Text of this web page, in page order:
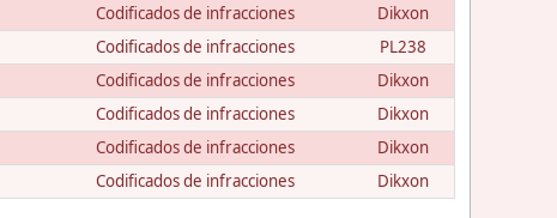
Codificados de infracciones
Dikxon
Codificados de infracciones
PL238
Codificados de infracciones
Dikxon
Codificados de infracciones
Dikxon
Codificados de infracciones
Dikxon
Codificados de infracciones Dikxon